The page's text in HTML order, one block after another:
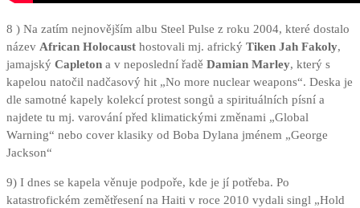
8 ) Na zatím nejnovějším albu Steel Pulse z roku 2004, které dostalo
název African Holocaust hostovali mj. africký Tiken Jah Fakoly,
jamajský Capleton a v neposlední řadě Damian Marley, který s
kapelou natočil nadčasový hit „No more nuclear weapons“. Deska je
dle samotné kapely kolekcí protest songů a spirituálních písní a
najdete tu mj. varování před klimatickými změnami „Global
Warning“ nebo cover klasiky od Boba Dylana jménem „George
Jackson“
9) I dnes se kapela věnuje podpoře, kde je jí potřeba. Po
katastrofickém zemětřesení na Haiti v roce 2010 vydali singl „Hold